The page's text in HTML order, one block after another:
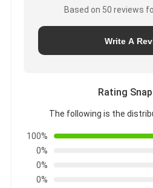
Based on 50 reviews
Write A
Rating
The following is the
100%
0%
0%
0%